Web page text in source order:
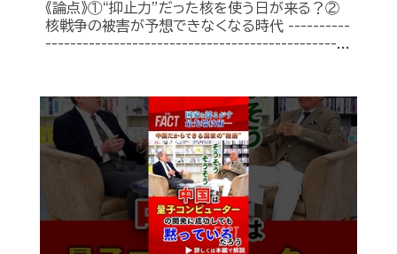
《論点》①“抑止力”だった核を使う日が来る？②
核戦争の被害が予想できなくなる時代 ----------
-----------------------------------------------...